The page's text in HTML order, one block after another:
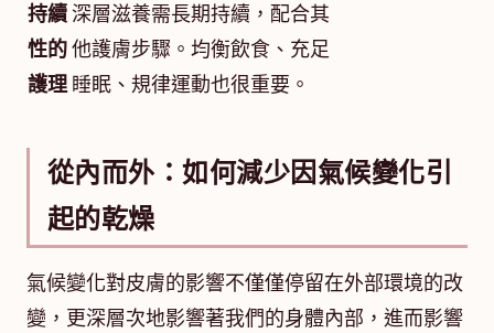
持續
性的
護理
深層滋養需長期持續，配合其
他護膚步驟。均衡飲食、充足
睡眠、規律運動也很重要。
從內而外：如何減少因氣候變化引
起的乾燥
氣候變化對皮膚的影響不僅僅停留在外部環境的改
變，更深層次地影響著我們的身體內部，進而影響